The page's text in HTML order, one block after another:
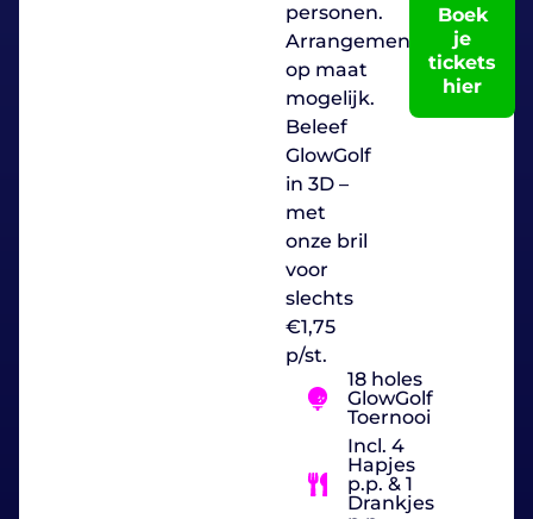
personen.
Arrangement
op maat
mogelijk.
Beleef
GlowGolf
in 3D –
met
onze bril
voor
slechts
€1,75
p/st.
18 holes
GlowGolf
Toernooi
Incl. 4
Hapjes
p.p. & 1
Drankjes
Boek
je
tickets
hier